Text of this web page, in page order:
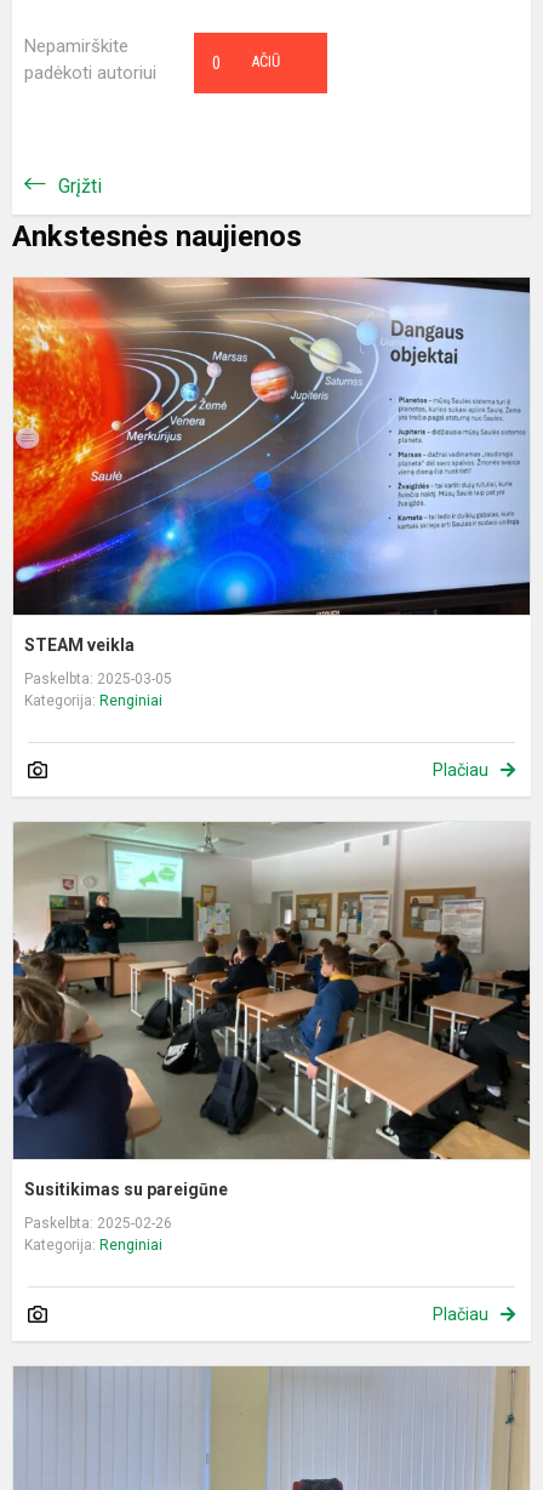
Nepamirškite
padėkoti autoriui
AČIŪ
0
Grįžti
Ankstesnės naujienos
STEAM veikla
Paskelbta: 2025-03-05
Kategorija: Renginiai
Plačiau
Susitikimas su pareigūne
Paskelbta: 2025-02-26
Kategorija: Renginiai
Plačiau